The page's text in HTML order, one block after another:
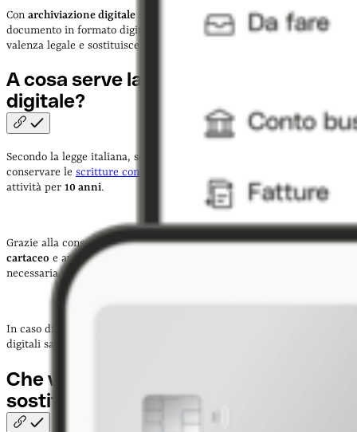
Con archiviazione digitale si intende il semplice salvataggio di un
documento in formato digitale, mentre laconservazione digitaleha
valenza legale e sostituisce la conservazione cartacea.
A cosa serve la conservazione
digitale?
Secondo la legge italiana, se hai un’impresa o una
conservare le scritture contabili
attività per 10 anni.
Grazie alla conservazione digitale, puoiliberarti dell’originale
cartaceo e avere un archivio online con tutta la documentazione
necessaria.
In caso di controlli dell’Agenzia delle Entrate, i tuoi documenti
digitali saranno considerati
Che vantaggi offre la conservazione
sostitutiva